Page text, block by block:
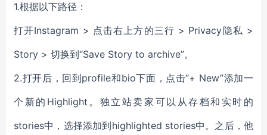
1.根据以下路径：
打开Instagram > 点击右上方的三行 > Privacy隐私 >
Story > 切换到“Save Story to archive”。
2.打开后，回到profile和bio下面，点击“+ New”添加一
个新的Highlight。独立站卖家可以从存档和实时的
stories中，选择添加到highlighted stories中。之后，他